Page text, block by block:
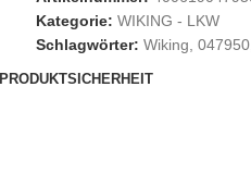
Kategorie: WIKING - LKW
Schlagwörter: Wiking 047950,
PRODUKTSICHERHEIT